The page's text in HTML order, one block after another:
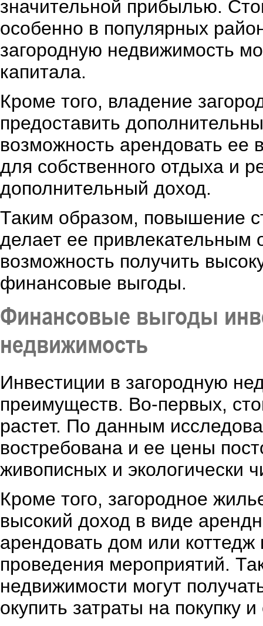
значительной прибылью.
особенно в популярных
загородную недвижимость
капитала.
Кроме того, владение
предоставить
возможность арендовать ее
для собственного отдыха и
дополнительный доход.
Таким образом, повышение
делает ее привлекательным
возможность получить
финансовые выгоды.
Финансовые выгоды
недвижимость
Инвестиции в загородную
преимуществ. Во-первых,
растет. По данным
востребована и ее цены
живописных и экологически
Кроме того, загородное
высокий доход в виде
арендовать дом или
проведения мероприятий.
недвижимости могут
окупить затраты на покупку